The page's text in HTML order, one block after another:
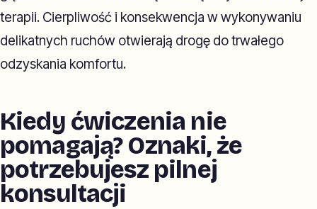
terapii. Cierpliwość i konsekwencja w wykonywaniu
delikatnych ruchów otwierają drogę do trwałego
odzyskania komfortu.
Kiedy ćwiczenia nie
pomagają? Oznaki, że
potrzebujesz pilnej
konsultacji